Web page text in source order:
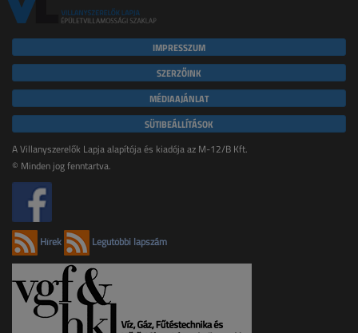
IMPRESSZUM
SZERZŐINK
MÉDIAAJÁNLAT
SÜTIBEÁLLÍTÁSOK
A Villanyszerelők Lapja alapítója és kiadója az M-12/B Kft.
© Minden jog fenntartva.
Hírek Legutóbbi lapszám